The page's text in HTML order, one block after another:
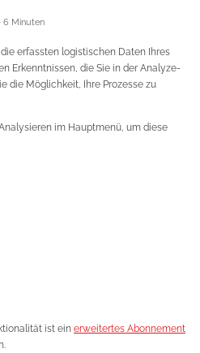
· 6 Minuten
erfassten logistischen Daten Ihres
Erkenntnissen, die Sie in der Analyze-
die Möglichkeit, Ihre Prozesse zu
im Hauptmenü, um diese
ist ein erweitertes Abonnement